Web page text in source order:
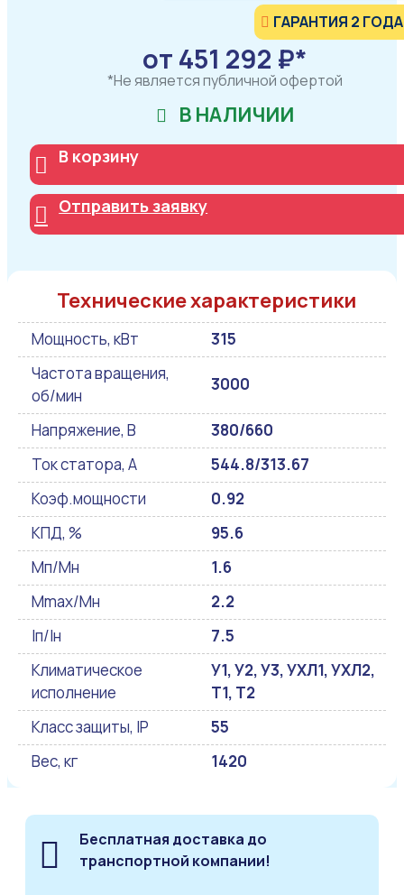
ГАРАНТИЯ 2
от 451 292 ₽*
*Не является публичной офертой
В НАЛИЧИИ
В корзину
Отправить заявку
Технические характеристики
Мощность, кВт
315
Частота вращения,
об/мин
3000
Напряжение, В
380/660
Ток статора, А
544.8/313.67
Коэф.мощности
0.92
КПД, %
95.6
Мп/Мн
1.6
Mmax/Mн
2.2
Iп/Iн
7.5
Климатическое
исполнение
У1, У2, У3, УХЛ1, УХЛ2,
Т1, Т2
Класс защиты, IP
55
Вес, кг
1420
Бесплатная доставка до
транспортной компании!